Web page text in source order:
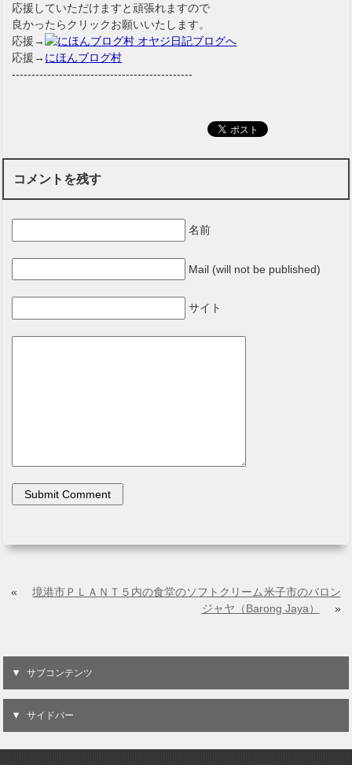
応援していただけますと頑張れますので
良かったらクリックお願いいたします。
応援→
応援→ にほんブログ村
----------------------------------------------
コメントを残す
名前
Mail (will not be published)
サイト
« 境港市ＰＬＡＮＴ５内の食堂のソフトクリーム米子市のバロン
ジャヤ（Barong Jaya）
»
サブコンテンツ
サイドバー